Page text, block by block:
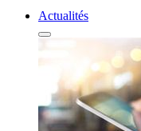
Actualités